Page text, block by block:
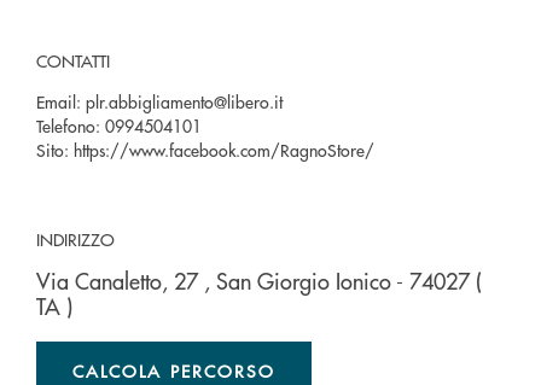
CONTATTI
Email: plr.abbigliamento@libero.it
Telefono: 0994504101
Sito: https://www.facebook.com/RagnoStore/
INDIRIZZO
Via Canaletto, 27 , San Giorgio Ionico - 74027 (
TA )
CALCOLA PERCORSO